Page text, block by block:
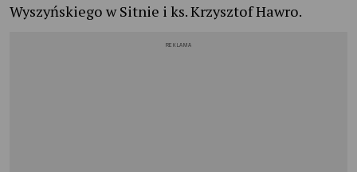
Wyszyńskiego w Sitnie i ks. Krzysztof Hawro.
REKLAMA